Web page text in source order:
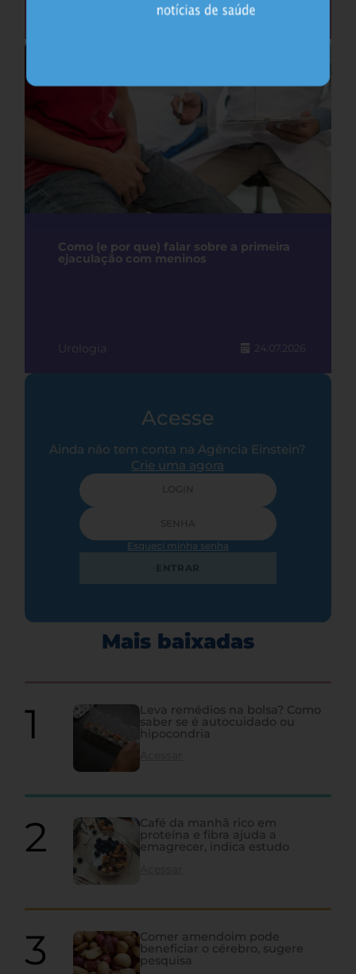
Como (e por que) falar sobre a primeira
ejaculação com meninos
Urologia 24.07.2026
Acesse
Ainda não tem conta na Agência Einstein?
Crie uma agora
Esqueci minha senha
ENTRAR
Mais baixadas
Leva remédios na bolsa? Como
saber se é autocuidado ou
hipocondria
Café da manhã rico em
proteína e fibra ajuda a
emagrecer, indica estudo
Comer amendoim pode
beneficiar o cérebro, sugere
pesquisa